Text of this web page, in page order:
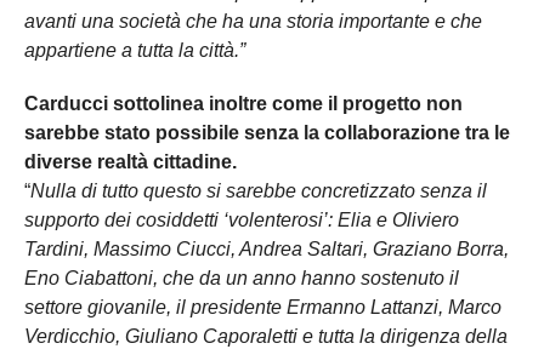
avanti una società che ha una storia importante e che
appartiene a tutta la città.”
Carducci sottolinea inoltre come il progetto non
sarebbe stato possibile senza la collaborazione tra le
diverse realtà cittadine.
“Nulla di tutto questo si sarebbe concretizzato senza il
supporto dei cosiddetti ‘volenterosi’: Elia e Oliviero
Tardini, Massimo Ciucci, Andrea Saltari, Graziano Borra,
Eno Ciabattoni, che da un anno hanno sostenuto il
settore giovanile, il presidente Ermanno Lattanzi, Marco
Verdicchio, Giuliano Caporaletti e tutta la dirigenza della